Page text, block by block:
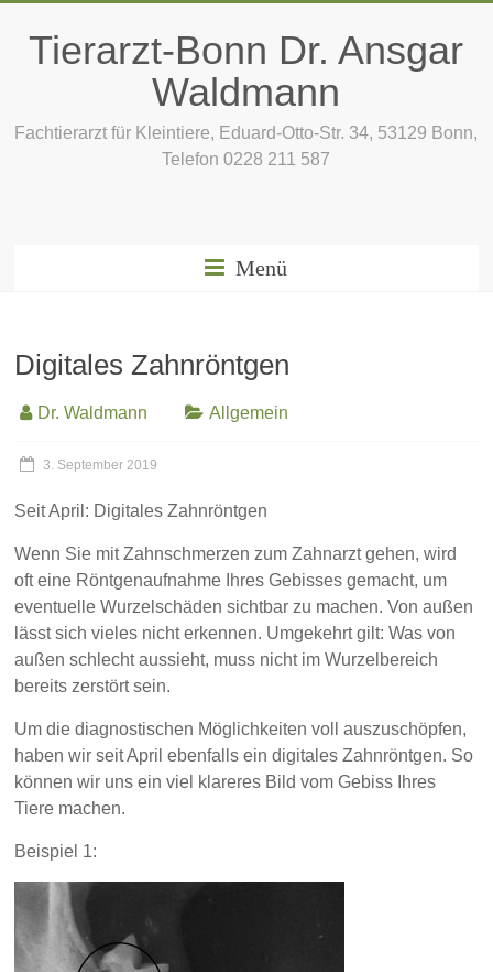
Inhalt
springen
Tierarzt-Bonn Dr. Ansgar
Waldmann
Fachtierarzt für Kleintiere, Eduard-Otto-Str. 34, 53129 Bonn,
Telefon 0228 211 587
Menü
Digitales Zahnröntgen
Dr. Waldmann Allgemein
3. September 2019
Seit April: Digitales Zahnröntgen
Wenn Sie mit Zahnschmerzen zum Zahnarzt gehen, wird
oft eine Röntgenaufnahme Ihres Gebisses gemacht, um
eventuelle Wurzelschäden sichtbar zu machen. Von außen
lässt sich vieles nicht erkennen. Umgekehrt gilt: Was von
außen schlecht aussieht, muss nicht im Wurzelbereich
bereits zerstört sein.
Um die diagnostischen Möglichkeiten voll auszuschöpfen,
haben wir seit April ebenfalls ein digitales Zahnröntgen. So
können wir uns ein viel klareres Bild vom Gebiss Ihres
Tiere machen.
Beispiel 1: